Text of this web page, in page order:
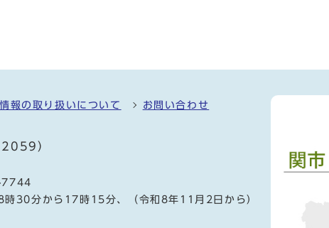
報の取り扱いについて お問い合わせ
）
7744
30分から17時15分、（令和8年11月2日から）